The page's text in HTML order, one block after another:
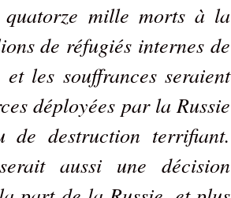
mille morts à la
de réfugiés internes de
les souffrances seraient
déployées par la Russie
de destruction terrifiant.
aussi une décision